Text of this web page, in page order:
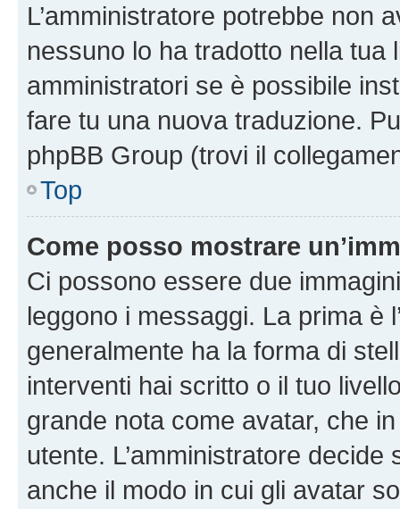
L’amministratore potrebbe non
nessuno lo ha tradotto nella tua
amministratori se è possibile
fare tu una nuova traduzione.
phpBB Group (trovi il
Top
Come posso mostrare
Ci possono essere due
leggono i messaggi. La prima è
generalmente ha la forma di
interventi hai scritto o il tuo
grande nota come avatar, che
utente. L’amministratore
anche il modo in cui gli avatar